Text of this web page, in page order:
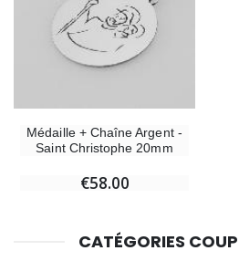
Médaille + Chaîne Argent -
Saint Christophe 20mm
€58.00
CATÉGORIES